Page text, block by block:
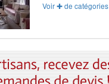
Voir ✚ de catégories